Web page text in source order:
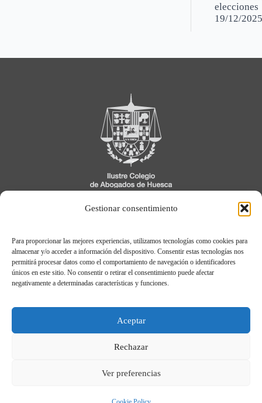
Gestionar consentimiento
Para proporcionar las mejores experiencias, utilizamos tecnologías como cookies para
almacenar y/o acceder a información del dispositivo. Consentir estas tecnologías nos
permitirá procesar datos como el comportamiento de navegación o identificadores
únicos en este sitio. No consentir o retirar el consentimiento puede afectar
negativamente a determinadas características y funciones.
Aceptar
Rechazar
Ver preferencias
elecciones
19/12/2025
C/ Cavia, 3, 1º
974 21 04 04
Política de Privacidad
Registro de Actividades de Tratamiento